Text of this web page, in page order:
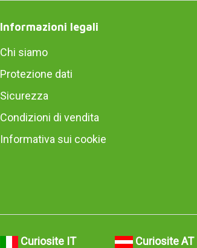
Informazioni legali
Chi siamo
Protezione dati
Sicurezza
Condizioni di vendita
Informativa sui cookie
Curiosite IT Curiosite AT